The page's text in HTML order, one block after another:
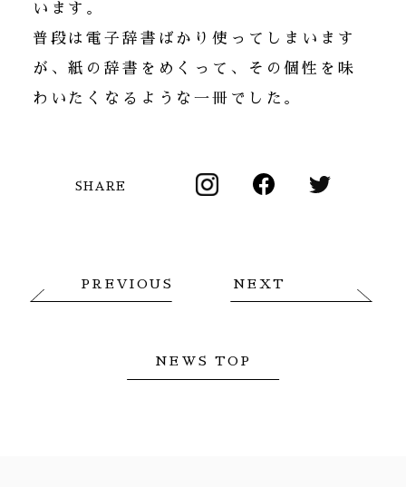
います。
普段は電子辞書ばかり使ってしまいます
が、紙の辞書をめくって、その個性を味
わいたくなるような一冊でした。
SHARE
PREVIOUS
NEWS TOP
NEXT